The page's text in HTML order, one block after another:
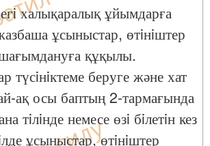
халықаралық ұйымдарға
ұсыныстар, өтiнiштер
құқылы.
түсiнiктеме беруге және хат
ақ осы баптың 2-тармағында
тiлiнде немесе өзi бiлетiн кез
ұсыныстар, өтiнiштер